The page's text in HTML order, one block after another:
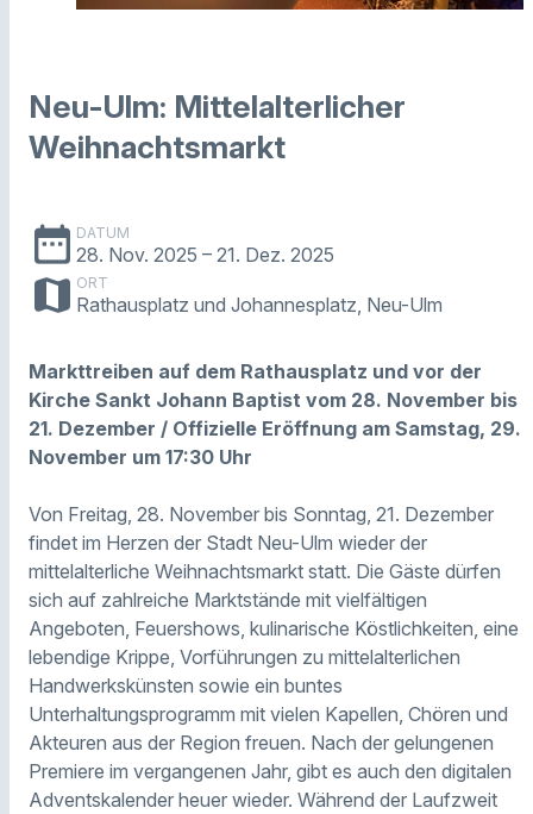
Neu-Ulm: Mittelalterlicher
Weihnachtsmarkt
date_range DATUM
28. Nov. 2025 – 21. Dez. 2025
map ORT
Rathausplatz und Johannesplatz, Neu-Ulm
Markttreiben auf dem Rathausplatz und vor der
Kirche Sankt Johann Baptist vom 28. November bis
21. Dezember / Offizielle Eröffnung am Samstag, 29.
November um 17:30 Uhr
Von Freitag, 28. November bis Sonntag, 21. Dezember
findet im Herzen der Stadt Neu-Ulm wieder der
mittelalterliche Weihnachtsmarkt statt. Die Gäste dürfen
sich auf zahlreiche Marktstände mit vielfältigen
Angeboten, Feuershows, kulinarische Köstlichkeiten, eine
lebendige Krippe, Vorführungen zu mittelalterlichen
Handwerkskünsten sowie ein buntes
Unterhaltungsprogramm mit vielen Kapellen, Chören und
Akteuren aus der Region freuen. Nach der gelungenen
Premiere im vergangenen Jahr, gibt es auch den digitalen
Adventskalender heuer wieder. Während der Laufzweit